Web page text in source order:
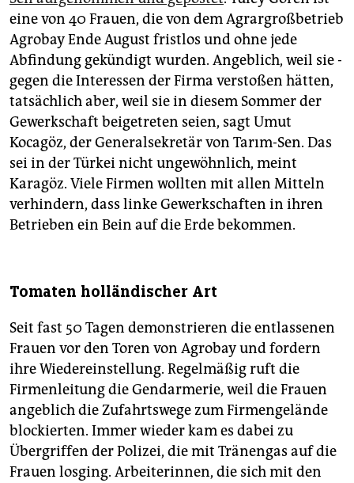
eine von 40 Frauen, die von dem Agrargroßbetrieb
Agrobay Ende August fristlos und ohne jede
Abfindung gekündigt wurden. Angeblich, weil sie ­
gegen die Interessen der Firma verstoßen hätten,
tatsächlich aber, weil sie in diesem Sommer der
Gewerkschaft beigetreten seien, sagt Umut
Kocagöz, der Generalsekretär von Tarım-Sen. Das
sei in der Türkei nicht ungewöhnlich, meint
Karagöz. Viele Firmen wollten mit allen Mitteln
verhindern, dass linke Gewerkschaften in ihren
Betrieben ein Bein auf die Erde bekommen.
Tomaten holländischer Art
Seit fast 50 Tagen demonstrieren die entlassenen
Frauen vor den Toren von Agrobay und fordern
ihre Wiedereinstellung. Regelmäßig ruft die
Firmenleitung die Gendarmerie, weil die Frauen
angeblich die Zufahrtswege zum Firmengelände
blockierten. Immer wieder kam es dabei zu
Übergriffen der Polizei, die mit Tränengas auf die
Frauen losging. Arbeiterinnen, die sich mit den